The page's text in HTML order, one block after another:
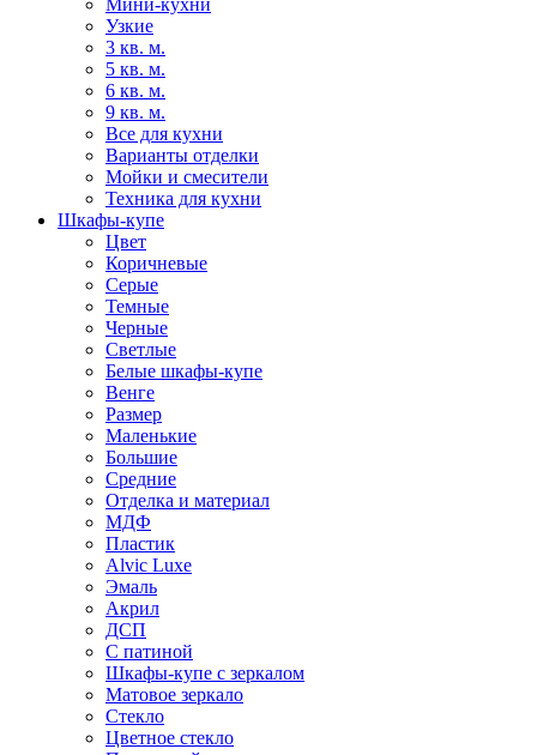
Мини-кухни
Узкие
3 кв. м.
5 кв. м.
6 кв. м.
9 кв. м.
Все для кухни
Варианты отделки
Мойки и смесители
Техника для кухни
Шкафы-купе
Цвет
Коричневые
Серые
Темные
Черные
Светлые
Белые шкафы-купе
Венге
Размер
Маленькие
Большие
Средние
Отделка и материал
МДФ
Пластик
Alvic Luxe
Эмаль
Акрил
ДСП
С патиной
Шкафы-купе с зеркалом
Матовое зеркало
Стекло
Цветное стекло